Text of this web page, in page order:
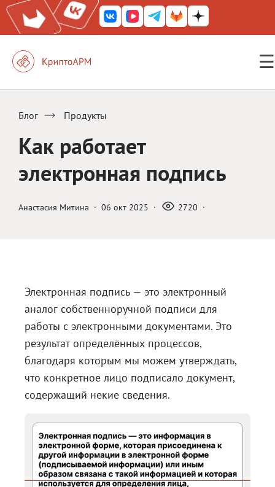
☰
КриптоАРМ Mobile
КриптоАРМ ID
Блог
Документация
Магазин
Полная версия сайта
Блог Продукты
Как работает
электронная подпись
Анастасия Митина · 06 окт 2025 · 2720 ·
Электронная подпись — это электронный
аналог собственноручной подписи для
работы с электронными документами. Это
результат определённых процессов,
благодаря которым мы можем утверждать,
что конкретное лицо подписало документ,
содержащий некие сведения.